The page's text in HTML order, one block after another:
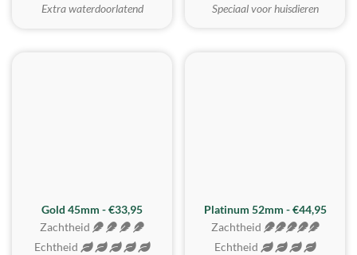
Extra waterdoorlatend
Speciaal voor huisdieren
REALISTISCH
Gold 45mm - €33,95
Zachtheid
Echtheid
ZACHTSTE
Platinum 52mm - €44,95
Zachtheid
Echtheid